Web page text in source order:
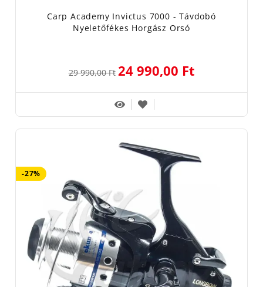
Carp Academy Invictus 7000 - Távdobó
Nyeletőfékes Horgász Orsó
29 990,00 Ft 24 990,00 Ft
-27%